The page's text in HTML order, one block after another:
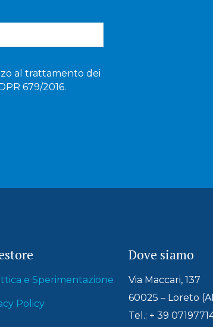
al trattamento dei
679/2016.
e Sperimentazione
Policy
Dove siamo
Via Maccari, 137
60025 – Loreto
Tel.: + 39